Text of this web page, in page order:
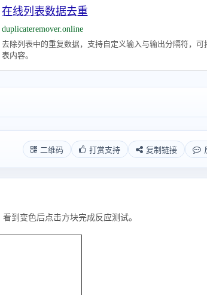
在线列表数据去重
duplicateremover.online
去除列表中的重复数据，支持自定义输入与输出分隔符，可
表内容。
二维码 打赏支持 复制链接
到变色后点击方块完成反应测试。